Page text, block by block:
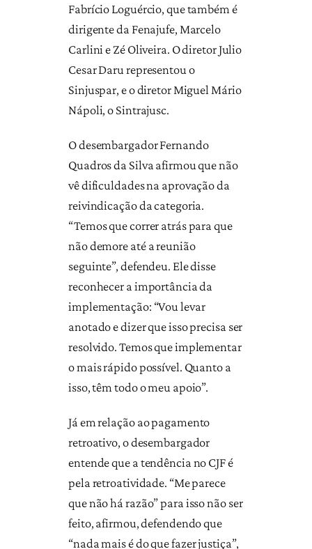
Fabrício Loguércio, que também é
dirigente da Fenajufe, Marcelo
Carlini e Zé Oliveira. O diretor Julio
Cesar Daru representou o
Sinjuspar, e o diretor Miguel Mário
Nápoli, o Sintrajusc.
O desembargador Fernando
Quadros da Silva afirmou que não
vê dificuldades na aprovação da
reivindicação da categoria.
“Temos que correr atrás para que
não demore até a reunião
seguinte”, defendeu. Ele disse
reconhecer a importância da
implementação: “Vou levar
anotado e dizer que isso precisa ser
resolvido. Temos que implementar
o mais rápido possível. Quanto a
isso, têm todo o meu apoio”.
Já em relação ao pagamento
retroativo, o desembargador
entende que a tendência no CJF é
pela retroatividade. “Me parece
que não há razão” para isso não ser
feito, afirmou, defendendo que
“nada mais é do que fazer justiça”,